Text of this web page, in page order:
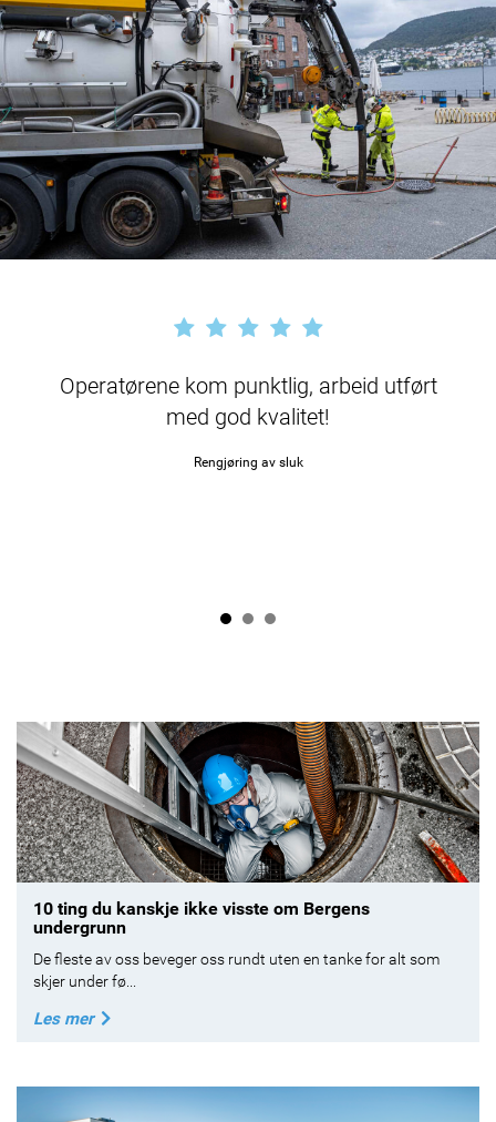
Operatørene kom punktlig, arbeid utført
med god kvalitet!
Rengjøring av sluk
10 ting du kanskje ikke visste om Bergens
undergrunn
De fleste av oss beveger oss rundt uten en tanke for alt som
skjer under fø...
Les mer